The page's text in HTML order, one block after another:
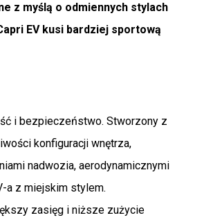
z myślą o odmiennych stylach
EV kusi bardziej sportową
i bezpieczeństwo. Stworzony z
konfiguracji wnętrza,
nadwozia, aerodynamicznymi
a z miejskim stylem.
zasięg i niższe zużycie